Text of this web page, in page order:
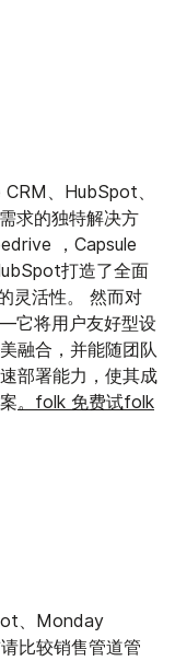
、HubSpot、
求的独特解决方
，Capsule
打造了全面
灵活性。 然而对
它将用户友好型设
融合，并能随团队
部署能力，使其成
。folk 免费试folk
、Monday
比较销售管道管